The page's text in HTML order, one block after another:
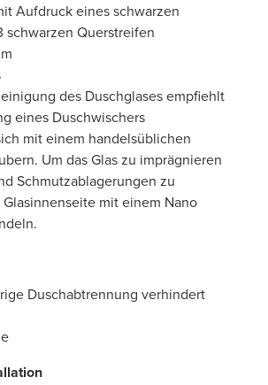
Aufdruck eines schwarzen
schwarzen Querstreifen
des Duschglases empfiehlt
eines Duschwischers
mit einem handelsüblichen
Um das Glas zu imprägnieren
Schmutzablagerungen zu
mit einem Nano
Duschabtrennung verhindert